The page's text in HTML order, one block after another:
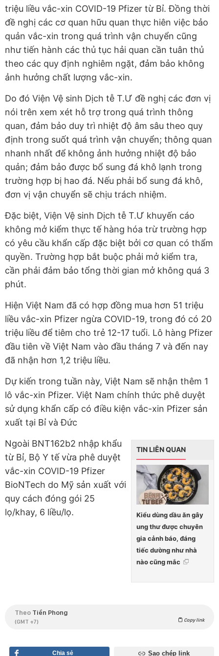
triệu liều vắc-xin COVID-19 Pfizer từ Bỉ. Đồng thời
đề nghị các cơ quan hữu quan thực hiên việc bảo
quản vắc-xin trong quá trình vận chuyển cũng
như tiến hành các thủ tục hải quan cần tuân thủ
theo các quy định nghiêm ngặt, đảm bảo không
ảnh hưởng chất lượng vắc-xin.
Do đó Viện Vệ sinh Dịch tễ T.Ư đề nghị các đơn vị
nói trên xem xét hỗ trợ trong quá trình thông
quan, đảm bảo duy trì nhiệt độ âm sâu theo quy
định trong suốt quá trình vận chuyển; thông quan
nhanh nhất để không ảnh hưởng nhiệt độ bảo
quản; đảm bảo được bổ sung đá khô lạnh trong
trường hợp bị hao đá. Nếu phải bổ sung đá khô,
đơn vị vận chuyển sẽ chịu trách nhiệm.
Đặc biệt, Viện Vệ sinh Dịch tễ T.Ư khuyến cáo
không mở kiểm thực tế hàng hóa trừ trường hợp
có yêu cầu khẩn cấp đặc biệt bởi cơ quan có thẩm
quyền. Trường hợp bắt buộc phải mở kiểm tra,
cần phải đảm bảo tổng thời gian mở không quá 3
phút.
Hiện Việt Nam đã có hợp đồng mua hơn 51 triệu
liều vắc-xin Pfizer ngừa COVID-19, trong đó có 20
triệu liều để tiêm cho trẻ 12-17 tuổi. Lô hàng Pfizer
đầu tiên về Việt Nam vào đầu tháng 7 và đến nay
đã nhận hơn 1,2 triệu liều.
Dự kiến trong tuần này, Việt Nam sẽ nhận thêm 1
lô vắc-xin Pfizer. Việt Nam chính thức phê duyệt
sử dụng khẩn cấp có điều kiện vắc-xin Pfizer sản
xuất tại Bỉ và Đức
TIN LIÊN QUAN
Kiểu dùng dầu ăn gây
ung thư được chuyên
gia cảnh báo, đáng
tiếc dường như nhà
nào cũng mắc
Ngoài BNT162b2 nhập khẩu
từ Bỉ, Bộ Y tế vừa phê duyệt
vắc-xin COVID-19 Pfizer
BioNTech do Mỹ sản xuất với
quy cách đóng gói 25
lọ/khay, 6 liều/lọ.
Theo Tiền Phong
(GMT +7) Copy link
Chia sẻ Sao chép link